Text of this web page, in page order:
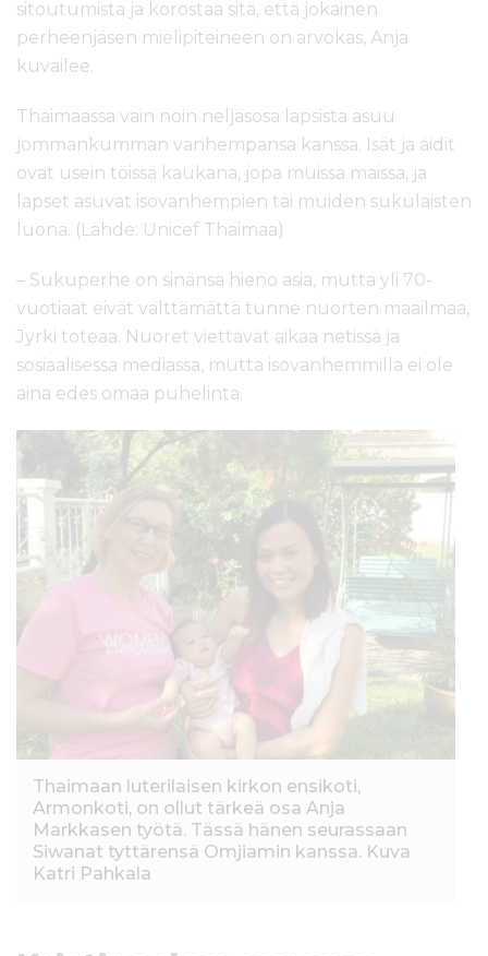
sitoutumista ja korostaa sitä, että jokainen
perheenjäsen mielipiteineen on arvokas, Anja
kuvailee.
Thaimaassa vain noin neljäsosa lapsista asuu
jommankumman vanhempansa kanssa. Isät ja äidit
ovat usein töissä kaukana, jopa muissa maissa, ja
lapset asuvat isovanhempien tai muiden sukulaisten
luona. (Lähde: Unicef Thaimaa)
– Sukuperhe on sinänsä hieno asia, mutta yli 70-
vuotiaat eivät välttämättä tunne nuorten maailmaa,
Jyrki toteaa. Nuoret viettävät aikaa netissä ja
sosiaalisessa mediassa, mutta isovanhemmilla ei ole
aina edes omaa puhelinta.
Thaimaan luterilaisen kirkon ensikoti,
Armonkoti, on ollut tärkeä osa Anja
Markkasen työtä. Tässä hänen seurassaan
Siwanat tyttärensä Omjiamin kanssa. Kuva
Katri Pahkala